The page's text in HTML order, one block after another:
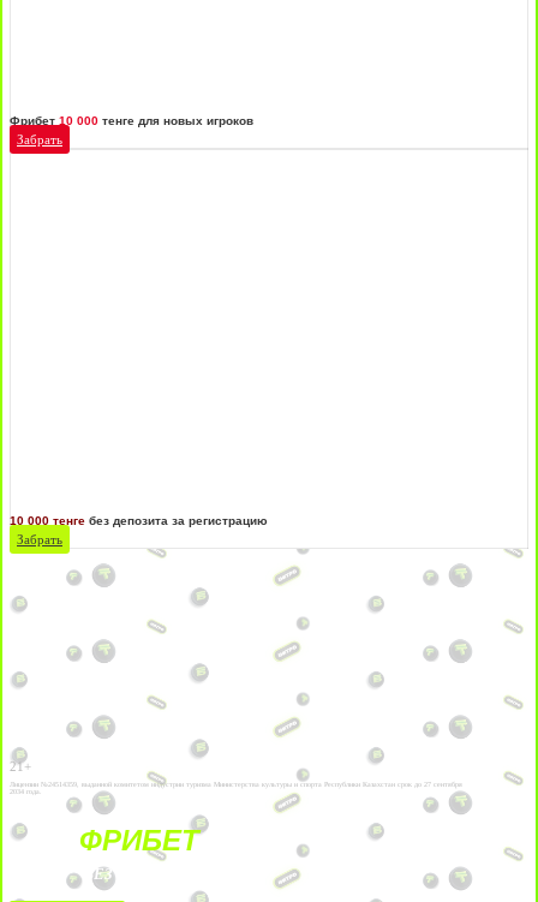
Фрибет 10 000 тенге для новых игроков
Забрать
10 000 тенге без депозита за регистрацию
Забрать
21+
Лицензии №24514359, выданной комитетом индустрии туризма Министерства культуры и спорта Республики Казахстан срок до 27 сентября
2034 года.
ФРИБЕТ
БЕЗ УСЛОВИЙ